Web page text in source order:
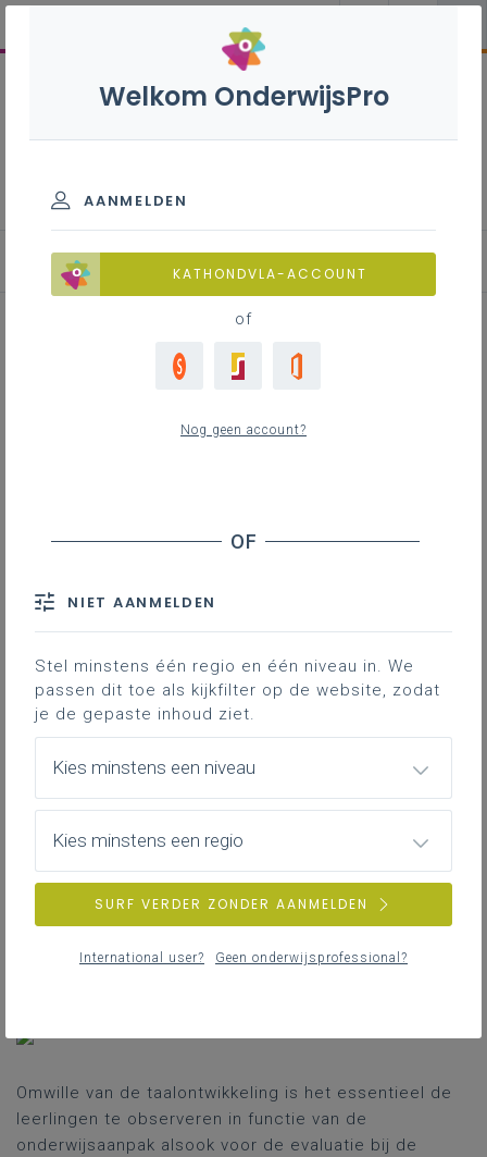
Evaluatie-instrumenten
Observeren mondelinge
Situering van de evaluatie
Na de evaluatie
Downloads
Hoe kan je de mondelinge taalvaardigheid
van jonge kinderen observeren? Deze
kijkwijzers, gebaseerd op het leerplan,
mondelinge taalvaardigheid in allerlei
situaties te observeren.
Situering van de evaluatie
Omwille van de taalontwikkeling is het essentieel de
leerlingen te observeren in functie van de
onderwijsaanpak alsook voor de evaluatie bij de
Welkom OnderwijsPro
AANMELDEN
KATHONDVLA-ACCOUNT
of
Nog geen account?
NIET AANMELDEN
Stel minstens één regio en één niveau in. We
passen dit toe als kijkfilter op de website, zodat
je de gepaste inhoud ziet.
Kies minstens een niveau
Kies minstens een regio
SURF VERDER ZONDER AANMELDEN
International user? Geen onderwijsprofessional?